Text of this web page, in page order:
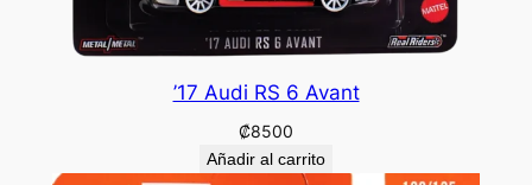
’17 Audi RS 6 Avant
₡8500
Añadir al carrito